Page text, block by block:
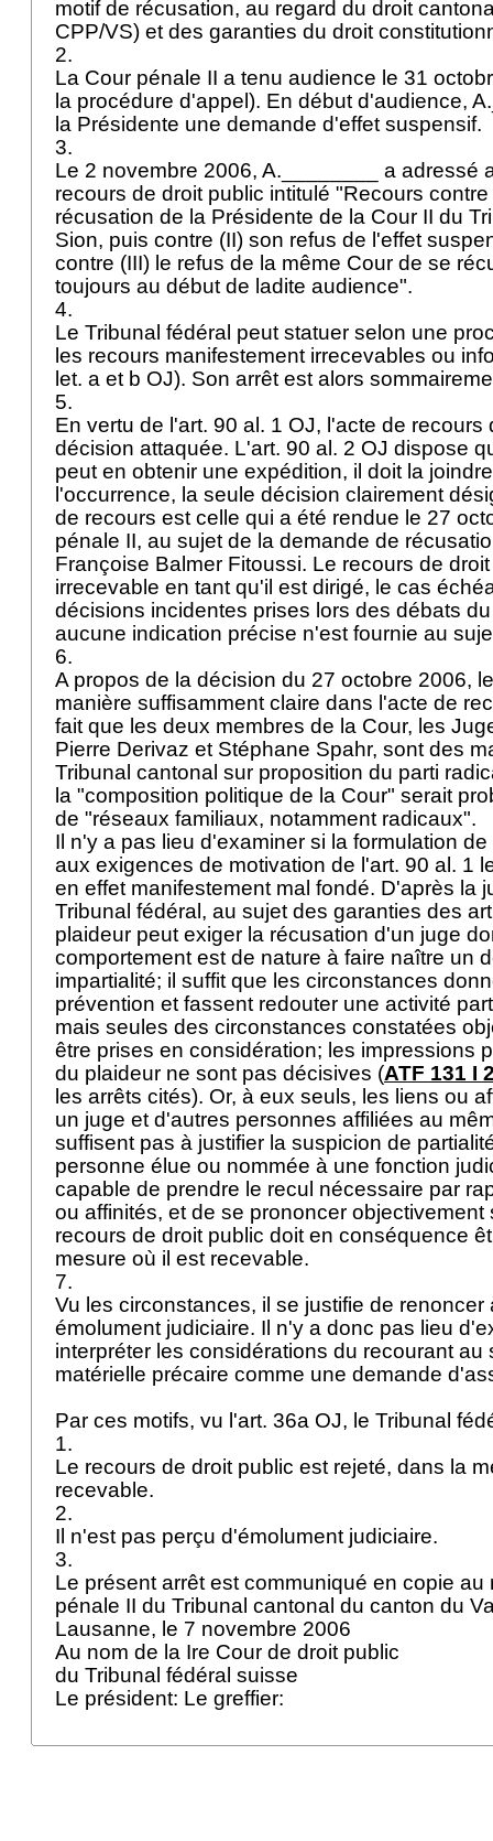
motif de récusation, au regard du droit
CPP/VS) et des garanties du droit
2.
La Cour pénale II a tenu audience le 31
la procédure d'appel). En début d'audience,
la Présidente une demande d'effet suspensif.
3.
Le 2 novembre 2006, A.________ a adressé
recours de droit public intitulé "Recours
récusation de la Présidente de la Cour II du
Sion, puis contre (II) son refus de l'effet
contre (III) le refus de la même Cour de se
toujours au début de ladite audience".
4.
Le Tribunal fédéral peut statuer selon une
les recours manifestement irrecevables ou
let. a et b OJ). Son arrêt est alors
5.
En vertu de l'art. 90 al. 1 OJ, l'acte de recours
décision attaquée. L'art. 90 al. 2 OJ dispose
peut en obtenir une expédition, il doit la
l'occurrence, la seule décision clairement
de recours est celle qui a été rendue le 27
pénale II, au sujet de la demande de
Françoise Balmer Fitoussi. Le recours de
irrecevable en tant qu'il est dirigé, le cas
décisions incidentes prises lors des débats
aucune indication précise n'est fournie au
6.
A propos de la décision du 27 octobre 2006,
manière suffisamment claire dans l'acte de
fait que les deux membres de la Cour, les
Pierre Derivaz et Stéphane Spahr, sont des
Tribunal cantonal sur proposition du parti
la "composition politique de la Cour" serait
de "réseaux familiaux, notamment radicaux".
Il n'y a pas lieu d'examiner si la formulation
aux exigences de motivation de l'art. 90 al. 1
en effet manifestement mal fondé. D'après la
Tribunal fédéral, au sujet des garanties des
plaideur peut exiger la récusation d'un juge
comportement est de nature à faire naître un
impartialité; il suffit que les circonstances
prévention et fassent redouter une activité
mais seules des circonstances constatées
être prises en considération; les impressions
du plaideur ne sont pas décisives (ATF 131 I
les arrêts cités). Or, à eux seuls, les liens ou
un juge et d'autres personnes affiliées au
suffisent pas à justifier la suspicion de
personne élue ou nommée à une fonction
capable de prendre le recul nécessaire par
ou affinités, et de se prononcer objectivement
recours de droit public doit en conséquence
mesure où il est recevable.
7.
Vu les circonstances, il se justifie de renoncer
émolument judiciaire. Il n'y a donc pas lieu
interpréter les considérations du recourant au
matérielle précaire comme une demande
Par ces motifs, vu l'art. 36a OJ, le Tribunal
1.
Le recours de droit public est rejeté, dans la
recevable.
2.
Il n'est pas perçu d'émolument judiciaire.
3.
Le présent arrêt est communiqué en copie au
pénale II du Tribunal cantonal du canton du
Lausanne, le 7 novembre 2006
Au nom de la Ire Cour de droit public
du Tribunal fédéral suisse
Le président: Le greffier: